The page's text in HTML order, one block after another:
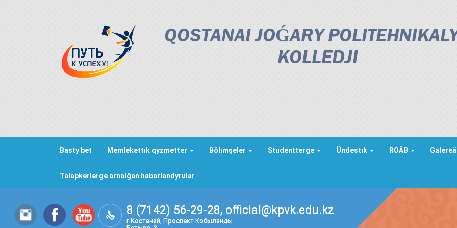
QOSTANAI JOǴARY
KOLLEDJІ
Basty bet Memlekettık qyzmetter Bölımşeler Studentterge Ündestık ROÄB Galereä
Talapkerlerge arnalğan habarlandyrular
8 (7142) 56-29-28, official@kpvk.edu.kz
г.Костанай, Проспект Кобыланды